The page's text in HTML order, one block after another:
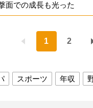
面での成長も光った
1 2
スポーツ 年収